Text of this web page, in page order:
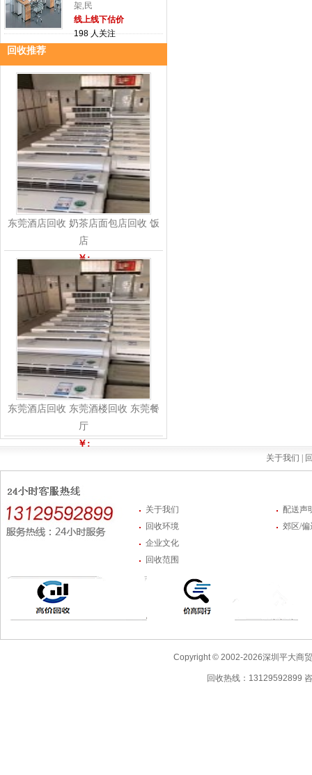
架,民
线上线下估价
198 人关注
回收推荐
东莞酒店回收 奶茶店面包店回收 饭
店
￥:
东莞酒店回收 东莞酒楼回收 东莞餐
厅
￥:
关于我们 |
关于我们
回收环境
企业文化
回收范围
配送声
郊区/
Copyright © 2002-2026深圳平大商
回收热线：13129592899